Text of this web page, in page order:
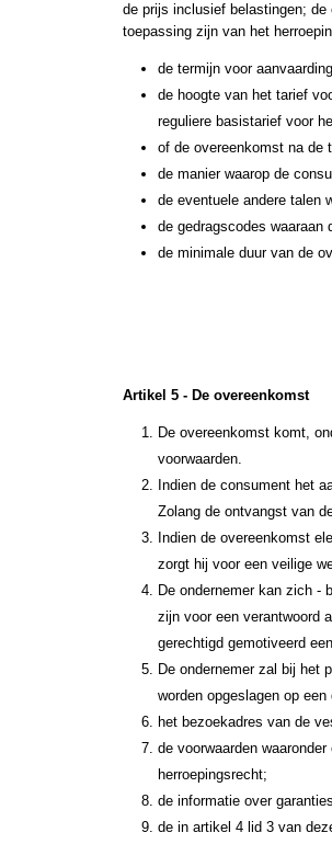
de prijs inclusief belastingen;
toepassing zijn van het
de termijn voor
de hoogte van het tarief
reguliere basistarief voor
of de overeenkomst na de
de manier waarop de
de eventuele andere talen
de gedragscodes waaraan
de minimale duur van de
Artikel 5 - De overeenkomst
De overeenkomst komt,
voorwaarden.
Indien de consument het
Zolang de ontvangst van
Indien de overeenkomst
zorgt hij voor een veilige
De ondernemer kan zich -
zijn voor een verantwoord
gerechtigd gemotiveerd
De ondernemer zal bij het
worden opgeslagen op
het bezoekadres van de
de voorwaarden
herroepingsrecht;
de informatie over
de in artikel 4 lid 3 van